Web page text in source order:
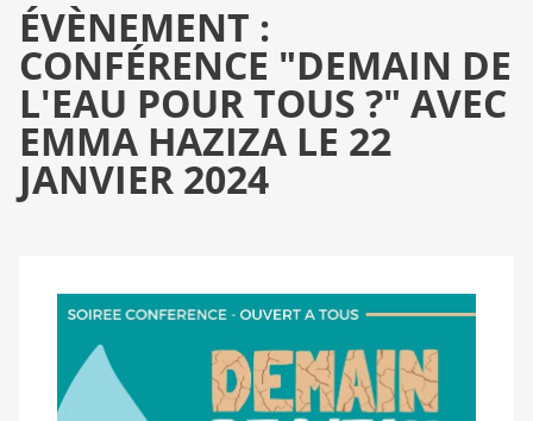
ÉVÈNEMENT :
CONFÉRENCE "DEMAIN DE
L'EAU POUR TOUS ?" AVEC
EMMA HAZIZA LE 22
JANVIER 2024